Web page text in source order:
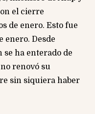
el cierre
de enero. Esto fue
enero. Desde
se ha enterado de
renovó su
sin siquiera haber